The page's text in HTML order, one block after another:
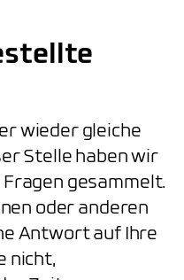
wieder gleiche
Stelle haben wir
gesammelt.
oder anderen
Antwort auf Ihre
nicht,